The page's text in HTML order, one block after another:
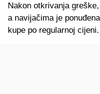
Nakon otkrivanja
a navijačima je
kupe po regularnoj cijeni.